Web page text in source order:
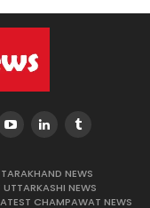
NEWS
UTTARKASHI NEWS
CHAMPAWAT NEWS